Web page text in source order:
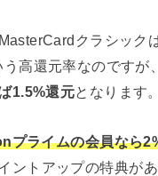
クラシック
高還元率なのですが、
1.5%還元となります。
プライムの会員なら
ントアップの特典があ